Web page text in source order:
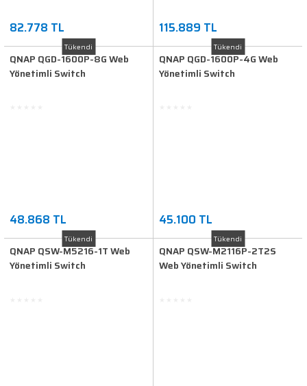
82.778 TL 115.889 TL
Tükendi
QNAP QGD-1600P-8G Web
Yönetimli Switch
48.868 TL
Tükendi
QNAP QGD-1600P-4G Web
Yönetimli Switch
45.100 TL
Tükendi
QNAP QSW-M5216-1T Web
Yönetimli Switch
Tükendi
QNAP QSW-M2116P-2T2S
Web Yönetimli Switch